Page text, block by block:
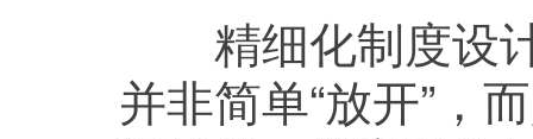
精细化制度设计
并非简单“放开”，